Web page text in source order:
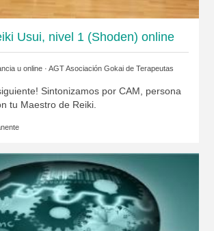
Usui, nivel 1 (Shoden) online
u online · AGT Asociación Gokai de Terapeutas
Sintonizamos por CAM, persona
tu Maestro de Reiki.